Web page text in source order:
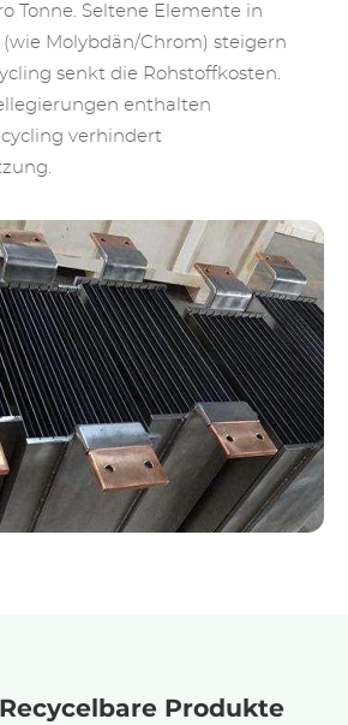
Tonne. Seltene Elemente in
Molybdän/Chrom) steigern
senkt die Rohstoffkosten.
enthalten
verhindert
Recycelbare Produkte